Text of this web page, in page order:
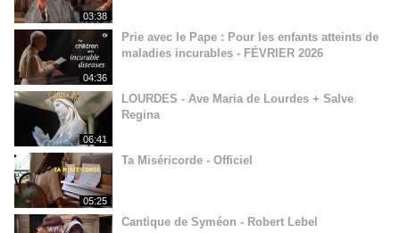
03:38
04:36
Prie avec le Pape : Pour les enfants atteints de
maladies incurables - FÉVRIER 2026
06:41
LOURDES - Ave Maria de Lourdes + Salve
Regina
05:25
Ta Miséricorde - Officiel
Cantique de Syméon - Robert Lebel